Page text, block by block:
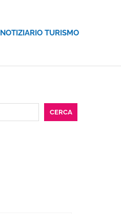
NOTIZIARIO TURISMO
CERCA